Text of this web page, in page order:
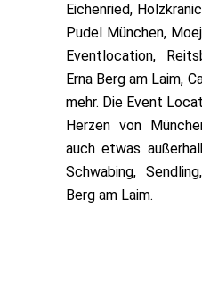
Eichenried,
Pudel München,
Eventlocation,
Erna Berg am Laim,
mehr. Die Event
Herzen von
auch etwas
Schwabing,
Berg am Laim.